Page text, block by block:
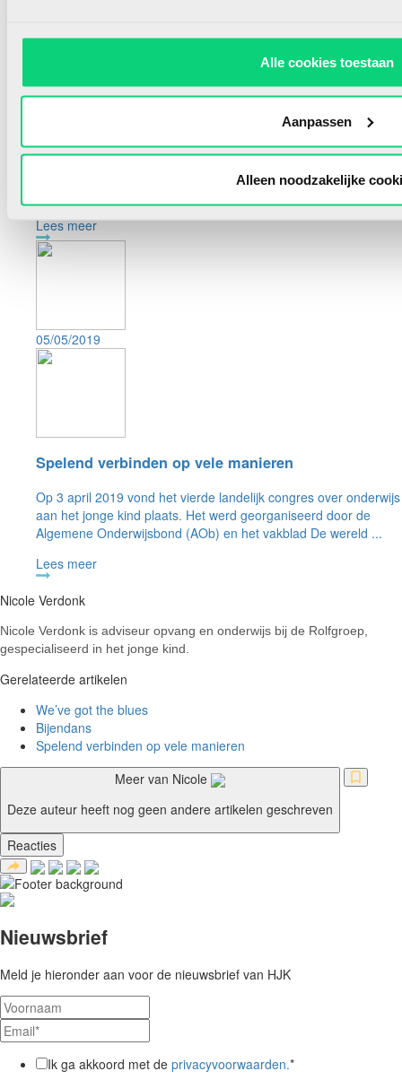
Alle cookies toestaan
Aanpassen
Alleen noodzakelijke
Lees meer
Niets is leuker dan een bezoek aan een echte pluktuin. Dieren
kijken en voeren, helpen met het werk in de tuin en zelf fruit
Lees meer
05/05/2019
Spelend verbinden op vele manieren
Op 3 april 2019 vond het vierde landelijk congres over onderwijs
aan het jonge kind plaats. Het werd georganiseerd door de
Algemene Onderwijsbond (AOb) en het vakblad De wereld ...
Lees meer
Nicole Verdonk
Nicole Verdonk is adviseur opvang en onderwijs bij de Rolfgroep,
gespecialiseerd in het jonge kind.
Gerelateerde artikelen
We’ve got the blues
Bijendans
Spelend verbinden op vele manieren
Meer van Nicole
Deze auteur heeft nog geen andere artikelen geschreven
Reacties
Nieuwsbrief
Meld je hieronder aan voor de nieuwsbrief van HJK
Ik ga akkoord met de privacyvoorwaarden.*